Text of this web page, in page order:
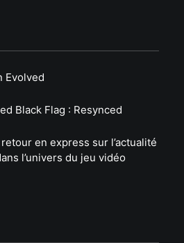
Evolved
Black Flag : Resynced
retour en express sur l’actualité
l’univers du jeu vidéo